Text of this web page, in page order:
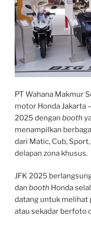
PT Wahana Makmur
motor Honda Jakarta
2025 dengan booth
menampilkan
dari Matic, Cub,
delapan zona khusus.
JFK 2025
dan booth Honda
datang untuk melihat
atau sekadar berfoto